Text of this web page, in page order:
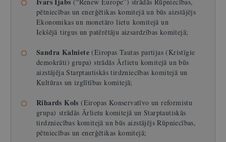
pētniecības un enerģētikas komitejā un būs aizstājējs
Ekonomikas un monetāro lietu komitejā un
Iekšējā tirgus un patērētāju aizsardzības komitejā;
Sandra Kalniete (Eiropas Tautas partijas (Kristīgie
demokrāti) grupa) strādās Ārlietu komitejā un būs
aizstājēja Starptautiskās tirdzniecības komitejā un
Kultūras un izglītības komitejā;
Rihards Kols (Eiropas Konservatīvo un reformistu
grupa) strādās Ārlietu komitejā un Starptautiskās
tirdzniecības komitejā un būs aizstājējs Rūpniecības,
pētniecības un enerģētikas komitejā;